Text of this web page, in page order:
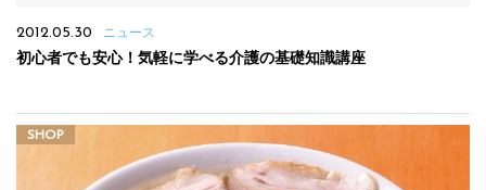
2012.05.30 ニュース
初心者でも安心！気軽に学べる介護の基礎知識講座
SHOP